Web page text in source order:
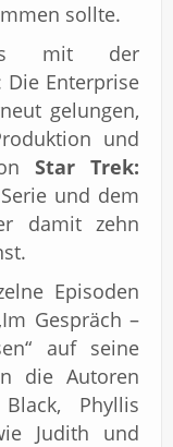
sollte.
mit der
Die Enterprise
gelungen,
und
Star Trek:
und dem
damit zehn
Episoden
Gespräch –
auf seine
die Autoren
Phyllis
Judith und